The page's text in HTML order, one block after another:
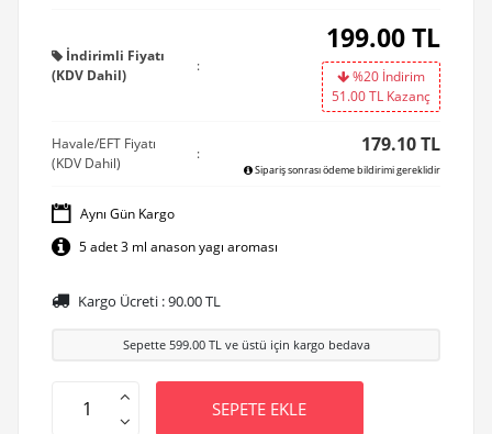
İndirimli Fiyatı
(KDV Dahil)
:
199.00TL
%20 İndirim
51.00TL Kazanç
Havale/EFT Fiyatı
(KDV Dahil)
: 179.10 TL
Sipariş sonrası ödeme bildirimi gereklidir
Aynı Gün Kargo
5 adet 3 ml anason yagı aroması
Kargo Ücreti :90.00TL
Sepette 599.00TL ve üstü için kargo bedava
SEPETE EKLE